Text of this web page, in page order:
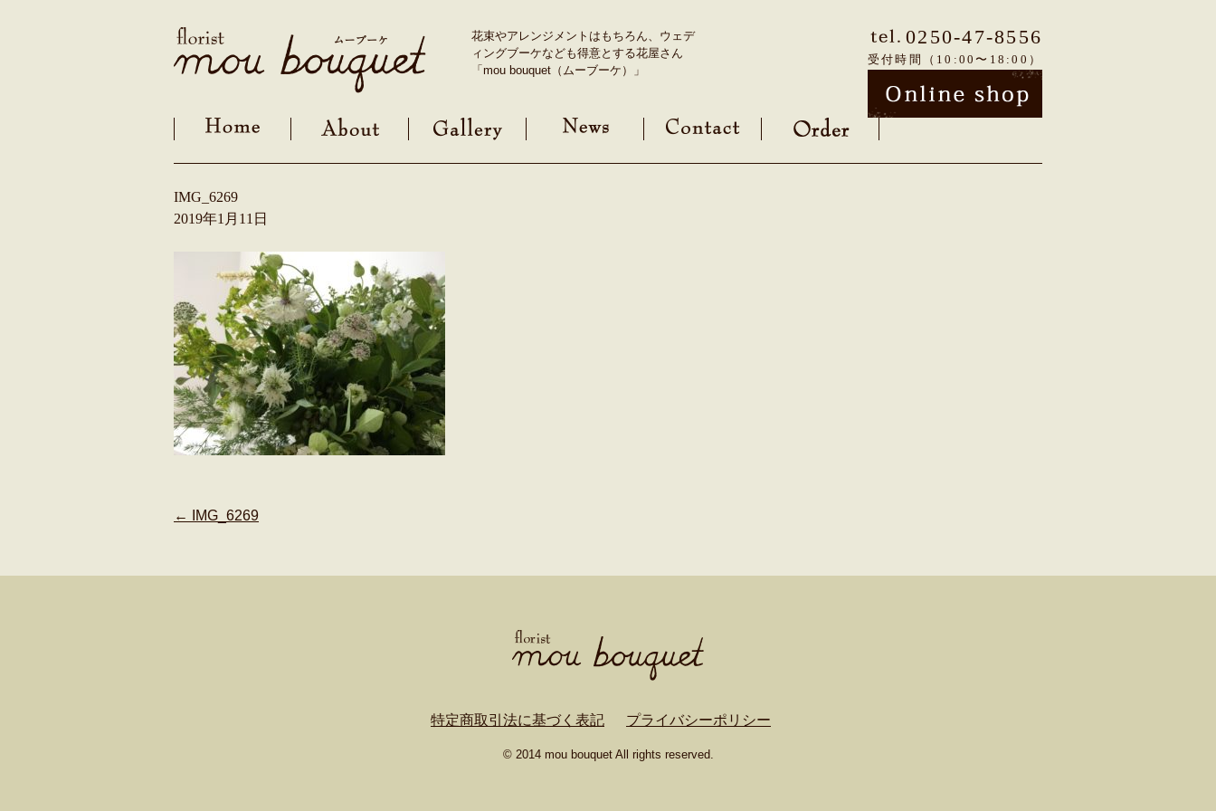
Skip
to
花束やアレンジメントはもちろん、ウェデ
ィングブーケなども得意とする花屋さん
「mou bouquet（ムーブーケ）」
0250-47-8556
受付時間（10:00〜18:00）
IMG_6269
2019年1月11日
Post
← IMG_6269
特定商取引法に基づく表記 プライバシーポリシー
© 2014 mou bouquet All rights reserved.